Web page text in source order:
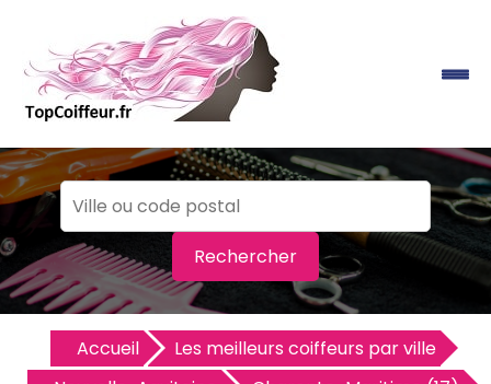
Rechercher
Accueil
Les meilleurs coiffeurs par ville